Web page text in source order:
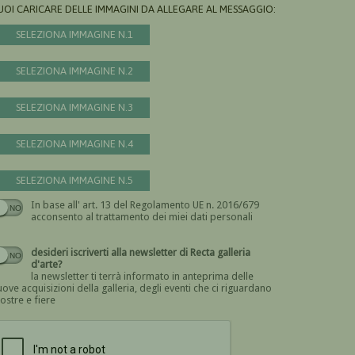
CARICARE DELLE IMMAGINI DA ALLEGARE AL MESSAGGIO:
SELEZIONA IMMAGINE N.1
SELEZIONA IMMAGINE N.2
SELEZIONA IMMAGINE N.3
SELEZIONA IMMAGINE N.4
SELEZIONA IMMAGINE N.5
In base all' art. 13 del Regolamento UE n. 2016/679
acconsento al trattamento dei miei dati personali
Devi dare il consenso
desideri iscriverti alla newsletter di Recta galleria
d'arte?
la newsletter ti terrà informato in anteprima delle
acquisizioni della galleria, degli eventi che ci riguardano
e fiere